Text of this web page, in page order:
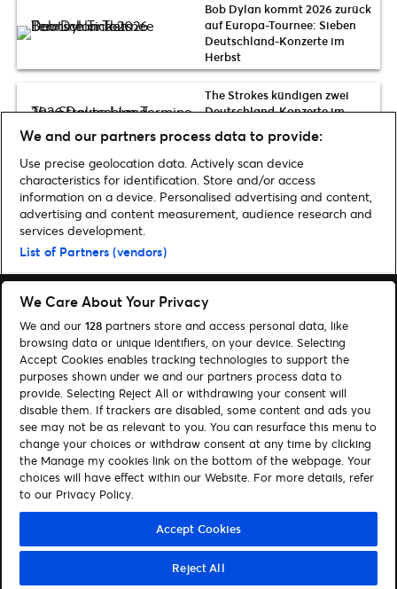
Bob Dylan kommt 2026 zurück
auf Europa-Tournee: Sieben
Deutschland-Konzerte im
Herbst
The Strokes kündigen zwei
Deutschland-Konzerte im
und Berlin an
Home Musik
Glass Animals kommen im Oktober 2024 für drei Konzerte
live nach Deutschland
Suchen
Cookie-Einwilligungstool
Autor*innen
Kontakt
Impressum
Tickets
Folge uns:
Visit Facebook (opens in a new window)
Visit Twitter (opens in a new window)
Visit Instagram (opens in a new window)
Visit Youtube (opens in a new window)
Visit Tiktok (opens in a new
Visit Xing (opens in a new
We and our partners process data to provide:
Use precise geolocation data. Actively scan device
characteristics for identification. Store and/or access
information on a device. Personalised advertising and content,
advertising and content measurement, audience research and
services development.
List of Partners (vendors)
We Care About Your Privacy
We and our 128 partners store and access personal data, like
browsing data or unique identifiers, on your device. Selecting
Accept Cookies enables tracking technologies to support the
purposes shown under we and our partners process data to
provide. Selecting Reject All or withdrawing your consent will
disable them. If trackers are disabled, some content and ads you
see may not be as relevant to you. You can resurface this menu to
change your choices or withdraw consent at any time by clicking
the Manage my cookies link on the bottom of the webpage. Your
choices will have effect within our Website. For more details, refer
to our Privacy Policy.
Accept Cookies
Reject All